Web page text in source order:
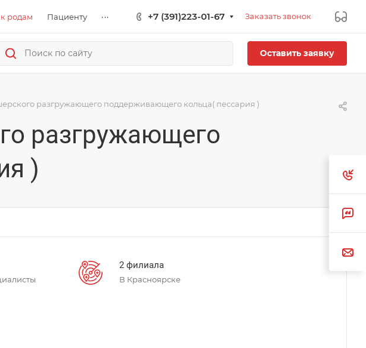
родам Пациенту ... +7 (391)223-01-67 Заказать звонок
Оставить заявку
разгружающего поддерживающего кольца( пессария )
разгружающего
)
2 филиала
В Красноярске